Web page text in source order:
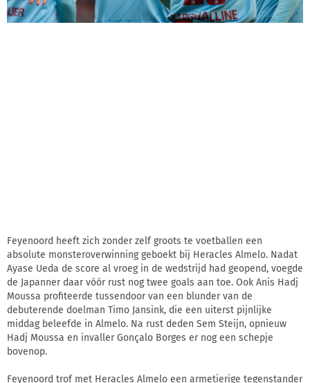
Feyenoord heeft zich zonder zelf groots te voetballen een
absolute monsteroverwinning geboekt bij Heracles Almelo. Nadat
Ayase Ueda de score al vroeg in de wedstrijd had geopend, voegde
de Japanner daar vóór rust nog twee goals aan toe. Ook Anis Hadj
Moussa profiteerde tussendoor van een blunder van de
debuterende doelman Timo Jansink, die een uiterst pijnlijke
middag beleefde in Almelo. Na rust deden Sem Steijn, opnieuw
Hadj Moussa en invaller Gonçalo Borges er nog een schepje
bovenop.
Feyenoord trof met Heracles Almelo een armetierige tegenstander